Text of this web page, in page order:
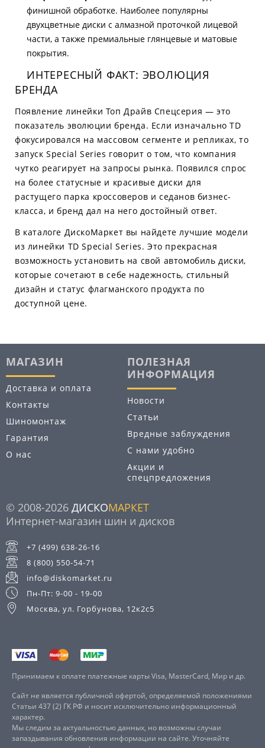
финишной обработке. Наиболее популярны
двухцветные диски с алмазной проточкой лицевой
части, а также премиальные глянцевые и матовые
покрытия.
ИНТЕРЕСНЫЙ ФАКТ: ЭВОЛЮЦИЯ
БРЕНДА
Появление линейки Топ Драйв Спецсерия — это
показатель эволюции бренда. Если изначально TD
фокусировался на массовом сегменте и репликах, то
запуск Special Series говорит о том, что компания
чутко реагирует на запросы рынка. Появился спрос
на более статусные и красивые диски для
растущего парка кроссоверов и седанов бизнес-
класса, и бренд дал на него достойный ответ.
В каталоге ДискоМаркет вы найдете лучшие модели
из линейки TD Special Series. Это прекрасная
возможность установить на свой автомобиль диски,
которые сочетают в себе надежность, стильный
дизайн и статус флагманского продукта по
доступной цене.
МАГАЗИН
Доставка и оплата
Контакты
Шиномонтаж
Гарантия
О нас
ПОЛЕЗНАЯ
ИНФОРМАЦИЯ
Новости
Статьи
Вредные заблуждения
С нами удобно
Акции и
спецпредложения
© 2008-2026 ДИСКОМАРКЕТ
Интернет-магазин шин и дисков
+7 (499) 638-26-16
8 (800) 550-54-71
info@diskomarket.ru
Пн-Пт: 9-00 - 19-00
Москва, ул. Горбунова, 12к2с5
Принимаем к оплате платежные карты Visa, MasterCard, Мир и др.
Сайт не является публичной офертой, определяемой положениями
Статьи 437 (2) ГК РФ и носит исключительно информационный
характер.
Мы следим за актуальностью данных, но возможны случаи
запаздывания обновления информации на сайте. Уточняйте